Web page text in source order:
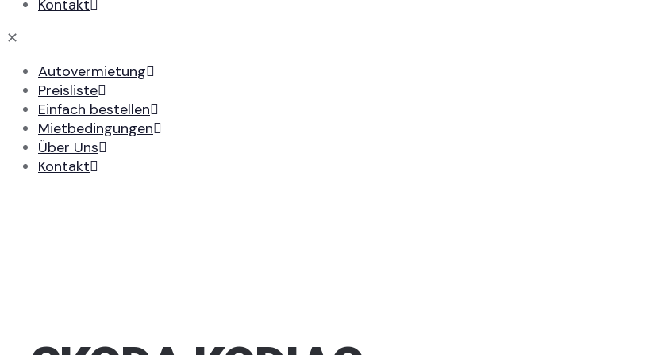
Kontakt
✕
Autovermietung
Preisliste
Einfach bestellen
Mietbedingungen
Über Uns
Kontakt